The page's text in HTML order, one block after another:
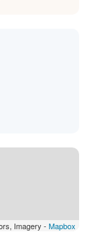
Imagery - Mapbox